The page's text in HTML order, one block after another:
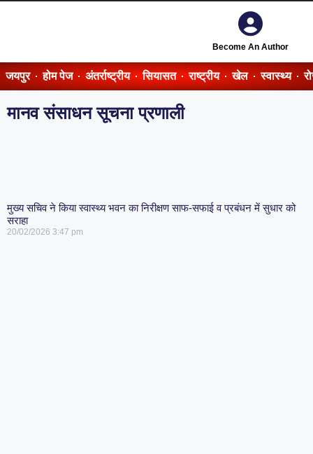
Become An Author
जयपुर होम पेज अंतर्राष्ट्रीय सियासत राष्ट्रीय खेल स्वास्थ्य
मानव संसाधन सूचना प्रणाली
मुख्य सचिव ने किया स्वास्थ्य भवन का निरीक्षण साफ-सफाई व प्रबंधन में सुधार को
सराहा
20/02/2026 3:47 pm